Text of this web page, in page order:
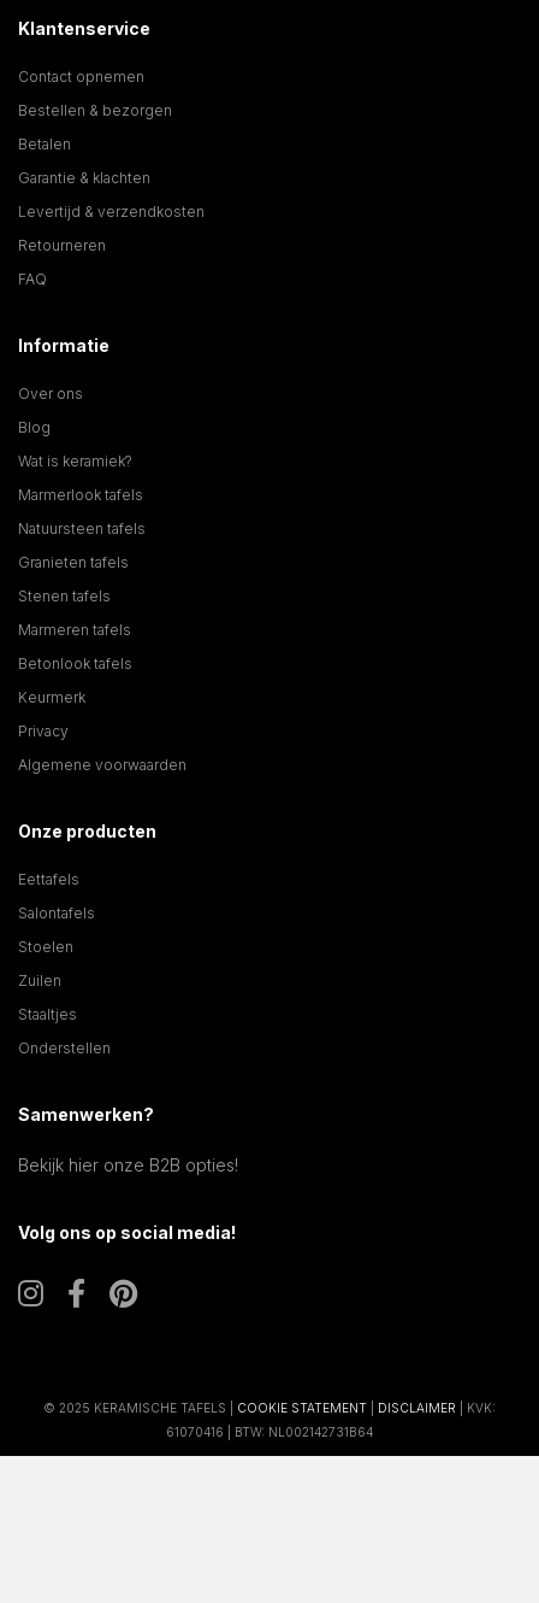
Klantenservice
Contact opnemen
Bestellen & bezorgen
Betalen
Garantie & klachten
Levertijd & verzendkosten
Retourneren
FAQ
Informatie
Over ons
Blog
Wat is keramiek?
Marmerlook tafels
Natuursteen tafels
Granieten tafels
Stenen tafels
Marmeren tafels
Betonlook tafels
Keurmerk
Privacy
Algemene voorwaarden
Onze producten
Eettafels
Salontafels
Stoelen
Zuilen
Staaltjes
Onderstellen
Samenwerken?
Bekijk hier onze B2B opties!
Volg ons op social media!
© 2025 KERAMISCHE TAFELS | COOKIE STATEMENT DISCLAIMER | KVK:
61070416 | BTW: NL002142731B64